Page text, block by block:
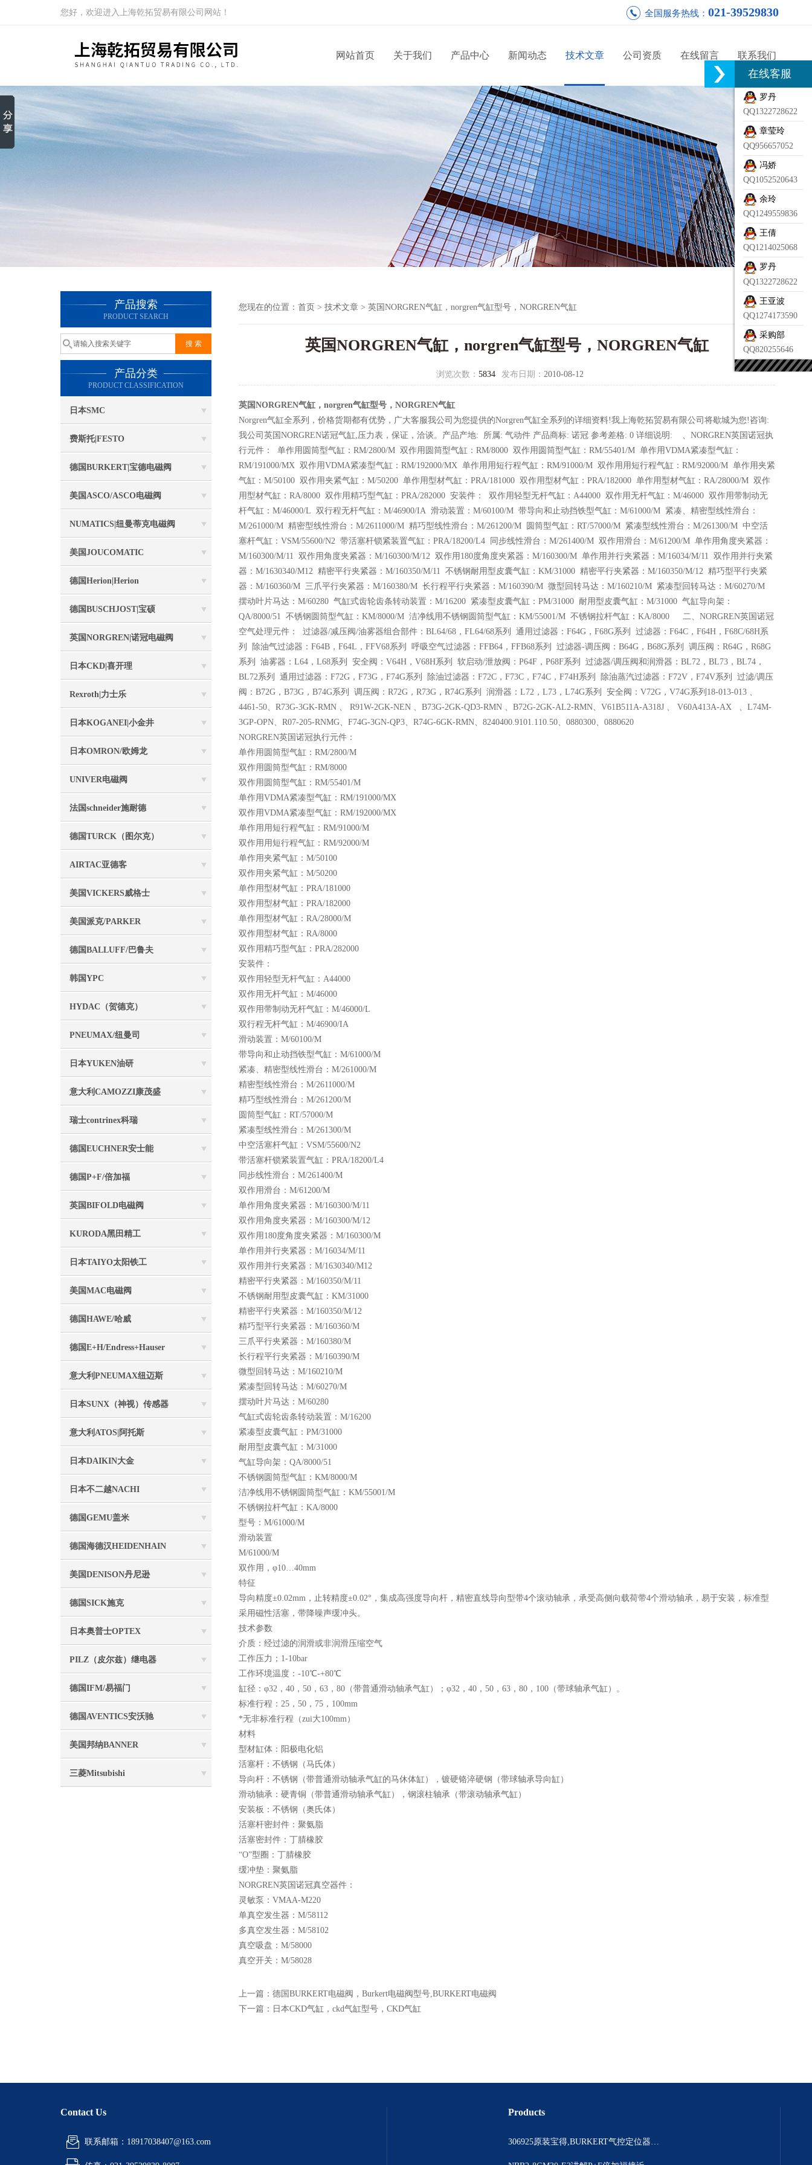
您好，欢迎进入上海乾拓贸易有限公司网站！ 全国服务热线： 021-39529830
网站首页 关于我们 产品中心 新闻动态 技术文章 公司资质 在线留言 联系我们
产品搜索
PRODUCT SEARCH
产品分类
PRODUCT CLASSIFICATION
日本SMC
费斯托|FESTO
德国BURKERT|宝德电磁阀
美国ASCO/ASCO电磁阀
NUMATICS|纽曼蒂克电磁阀
美国JOUCOMATIC
德国Herion|Herion
德国BUSCHJOST|宝硕
英国NORGREN|诺冠电磁阀
日本CKD|喜开理
Rexroth|力士乐
日本KOGANEI|小金井
日本OMRON/欧姆龙
UNIVER电磁阀
法国schneider施耐德
德国TURCK（图尔克）
AIRTAC亚德客
美国VICKERS威格士
美国派克/PARKER
德国BALLUFF/巴鲁夫
韩国YPC
HYDAC（贺德克）
PNEUMAX/纽曼司
日本YUKEN油研
意大利CAMOZZI康茂盛
瑞士contrinex科瑞
德国EUCHNER安士能
德国P+F/倍加福
英国BIFOLD电磁阀
KURODA黑田精工
日本TAIYO太阳铁工
美国MAC电磁阀
德国HAWE/哈威
德国E+H/Endress+Hauser
意大利PNEUMAX纽迈斯
日本SUNX（神视）传感器
意大利ATOS|阿托斯
日本DAIKIN大金
日本不二越NACHI
德国GEMU盖米
德国海德汉HEIDENHAIN
美国DENISON丹尼逊
德国SICK施克
日本奥普士OPTEX
PILZ（皮尔兹）继电器
德国IFM/易福门
德国AVENTICS安沃驰
美国邦纳BANNER
三菱Mitsubishi
您现在的位置： 首页 > 技术文章 > 英国NORGREN气缸，norgren气缸型号，NORGREN气缸
英国NORGREN气缸，norgren气缸型号，NORGREN气缸
浏览次数： 5834 发布日期： 2010-08-12
英国NORGREN气缸，norgren气缸型号，NORGREN气缸
Norgren气缸全系列，价格货期都有优势，广大客服我公司为您提供的Norgren气缸全系列的详细资料!我上海乾拓贸易有限公司将歇城为您!咨询:
我公司英国NORGREN诺冠气缸,压力表，保证，洽谈。产品产地: 所属: 气动件 产品商标: 诺冠 参考差格: 0 详细说明: 、NORGREN英国诺冠执
行元件： 单作用圆筒型气缸：RM/2800/M 双作用圆筒型气缸：RM/8000 双作用圆筒型气缸：RM/55401/M 单作用VDMA紧凑型气缸：
RM/191000/MX 双作用VDMA紧凑型气缸：RM/192000/MX 单作用用短行程气缸：RM/91000/M 双作用用短行程气缸：RM/92000/M 单作用夹紧
气缸：M/50100 双作用夹紧气缸：M/50200 单作用型材气缸：PRA/181000 双作用型材气缸：PRA/182000 单作用型材气缸：RA/28000/M 双作
用型材气缸：RA/8000 双作用精巧型气缸：PRA/282000 安装件： 双作用轻型无杆气缸：A44000 双作用无杆气缸：M/46000 双作用带制动无
杆气缸：M/46000/L 双行程无杆气缸：M/46900/IA 滑动装置：M/60100/M 带导向和止动挡铁型气缸：M/61000/M 紧凑、精密型线性滑台：
M/261000/M 精密型线性滑台：M/2611000/M 精巧型线性滑台：M/261200/M 圆筒型气缸：RT/57000/M 紧凑型线性滑台：M/261300/M 中空活
塞杆气缸：VSM/55600/N2 带活塞杆锁紧装置气缸：PRA/18200/L4 同步线性滑台：M/261400/M 双作用滑台：M/61200/M 单作用角度夹紧器：
M/160300/M/11 双作用角度夹紧器：M/160300/M/12 双作用180度角度夹紧器：M/160300/M 单作用并行夹紧器：M/16034/M/11 双作用并行夹紧
器：M/1630340/M12 精密平行夹紧器：M/160350/M/11 不锈钢耐用型皮囊气缸：KM/31000 精密平行夹紧器：M/160350/M/12 精巧型平行夹紧
器：M/160360/M 三爪平行夹紧器：M/160380/M 长行程平行夹紧器：M/160390/M 微型回转马达：M/160210/M 紧凑型回转马达：M/60270/M
摆动叶片马达：M/60280 气缸式齿轮齿条转动装置：M/16200 紧凑型皮囊气缸：PM/31000 耐用型皮囊气缸：M/31000 气缸导向架：
QA/8000/51 不锈钢圆筒型气缸：KM/8000/M 洁净线用不锈钢圆筒型气缸：KM/55001/M 不锈钢拉杆气缸：KA/8000 二、NORGREN英国诺冠
空气处理元件： 过滤器/减压阀/油雾器组合部件：BL64/68，FL64/68系列 通用过滤器：F64G，F68G系列 过滤器：F64C，F64H，F68C/68H系
列 除油气过滤器：F64B，F64L，FFV68系列 呼吸空气过滤器：FFB64，FFB68系列 过滤器-调压阀：B64G，B68G系列 调压阀：R64G，R68G
系列 油雾器：L64，L68系列 安全阀：V64H，V68H系列 软启动/泄放阀：P64F，P68F系列 过滤器/调压阀和润滑器：BL72，BL73，BL74，
BL72系列 通用过滤器：F72G，F73G，F74G系列 除油过滤器：F72C，F73C，F74C，F74H系列 除油蒸汽过滤器：F72V，F74V系列 过滤/调压
阀：B72G，B73G，B74G系列 调压阀：R72G，R73G，R74G系列 润滑器：L72，L73，L74G系列 安全阀：V72G，V74G系列18-013-013 、
4461-50、R73G-3GK-RMN 、 R91W-2GK-NEN 、B73G-2GK-QD3-RMN 、B72G-2GK-AL2-RMN、V61B511A-A318J 、 V60A413A-AX 、L74M-
3GP-OPN、R07-205-RNMG、F74G-3GN-QP3、R74G-6GK-RMN、8240400.9101.110.50、0880300、0880620
NORGREN英国诺冠执行元件：
单作用圆筒型气缸：RM/2800/M
双作用圆筒型气缸：RM/8000
双作用圆筒型气缸：RM/55401/M
单作用VDMA紧凑型气缸：RM/191000/MX
双作用VDMA紧凑型气缸：RM/192000/MX
单作用用短行程气缸：RM/91000/M
双作用用短行程气缸：RM/92000/M
单作用夹紧气缸：M/50100
双作用夹紧气缸：M/50200
单作用型材气缸：PRA/181000
双作用型材气缸：PRA/182000
单作用型材气缸：RA/28000/M
双作用型材气缸：RA/8000
双作用精巧型气缸：PRA/282000
安装件：
双作用轻型无杆气缸：A44000
双作用无杆气缸：M/46000
双作用带制动无杆气缸：M/46000/L
双行程无杆气缸：M/46900/IA
滑动装置：M/60100/M
带导向和止动挡铁型气缸：M/61000/M
紧凑、精密型线性滑台：M/261000/M
精密型线性滑台：M/2611000/M
精巧型线性滑台：M/261200/M
圆筒型气缸：RT/57000/M
紧凑型线性滑台：M/261300/M
中空活塞杆气缸：VSM/55600/N2
带活塞杆锁紧装置气缸：PRA/18200/L4
同步线性滑台：M/261400/M
双作用滑台：M/61200/M
单作用角度夹紧器：M/160300/M/11
双作用角度夹紧器：M/160300/M/12
双作用180度角度夹紧器：M/160300/M
单作用并行夹紧器：M/16034/M/11
双作用并行夹紧器：M/1630340/M12
精密平行夹紧器：M/160350/M/11
不锈钢耐用型皮囊气缸：KM/31000
精密平行夹紧器：M/160350/M/12
精巧型平行夹紧器：M/160360/M
三爪平行夹紧器：M/160380/M
长行程平行夹紧器：M/160390/M
微型回转马达：M/160210/M
紧凑型回转马达：M/60270/M
摆动叶片马达：M/60280
气缸式齿轮齿条转动装置：M/16200
紧凑型皮囊气缸：PM/31000
耐用型皮囊气缸：M/31000
气缸导向架：QA/8000/51
不锈钢圆筒型气缸：KM/8000/M
洁净线用不锈钢圆筒型气缸：KM/55001/M
不锈钢拉杆气缸：KA/8000
型号：M/61000/M
滑动装置
M/61000/M
双作用，φ10…40mm
特征
导向精度±0.02mm，止转精度±0.02°，集成高强度导向杆，精密直线导向型带4个滚动轴承，承受高侧向载荷带4个滑动轴承，易于安装，标准型
采用磁性活塞，带降噪声缓冲头。
技术参数
介质：经过滤的润滑或非润滑压缩空气
工作压力；1-10bar
工作环境温度：-10℃-+80℃
缸径：φ32，40，50，63，80（带普通滑动轴承气缸）；φ32，40，50，63，80，100（带球轴承气缸）。
标准行程：25，50，75，100mm
*无非标准行程（zui大100mm）
材料
型材缸体：阳极电化铝
活塞杆：不锈钢（马氏体）
导向杆：不锈钢（带普通滑动轴承气缸的马休体缸），镀硬铬淬硬钢（带球轴承导向缸）
滑动轴承：硬青铜（带普通滑动轴承气缸），钢滚柱轴承（带滚动轴承气缸）
安装板：不锈钢（奥氏体）
活塞杆密封件：聚氨脂
活塞密封件：丁腈橡胶
“O”型圈：丁腈橡胶
缓冲垫：聚氨脂
NORGREN英国诺冠真空器件：
灵敏泵：VMAA-M220
单真空发生器：M/58112
多真空发生器：M/58102
真空吸盘：M/58000
真空开关：M/58028
上一篇： 德国BURKERT电磁阀，Burkert电磁阀型号,BURKERT电磁阀
下一篇： 日本CKD气缸，ckd气缸型号，CKD气缸
Contact Us
联系邮箱：18917038407@163.com
Products
306925原装宝得,BURKERT气控定位器结构详情
在线客服
罗丹
QQ1322728622
章莹玲
QQ956657052
冯娇
QQ1052520643
余玲
QQ1249559836
王倩
QQ1214025068
罗丹
QQ1322728622
王亚波
QQ1274173590
采购部
QQ820255646